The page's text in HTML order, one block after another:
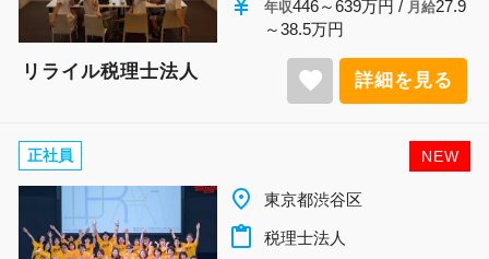
currency_yen 年収446～639万円 / 月給27.9
～38.5万円
リライル税理士法人 favorite 詳細を見る
NEW
正社員
place 東京都渋谷区
content_paste 税理士法人